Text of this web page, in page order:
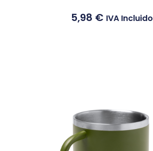
5,98 € IVA Incluido